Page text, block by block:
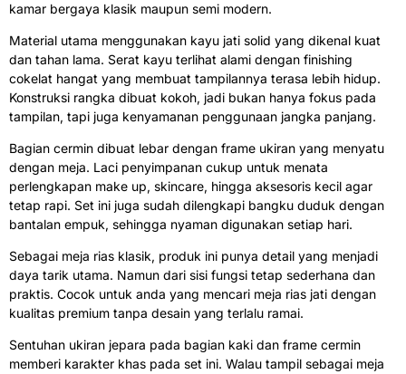
kamar bergaya klasik maupun semi modern.
Material utama menggunakan kayu jati solid yang dikenal kuat
dan tahan lama. Serat kayu terlihat alami dengan finishing
cokelat hangat yang membuat tampilannya terasa lebih hidup.
Konstruksi rangka dibuat kokoh, jadi bukan hanya fokus pada
tampilan, tapi juga kenyamanan penggunaan jangka panjang.
Bagian cermin dibuat lebar dengan frame ukiran yang menyatu
dengan meja. Laci penyimpanan cukup untuk menata
perlengkapan make up, skincare, hingga aksesoris kecil agar
tetap rapi. Set ini juga sudah dilengkapi bangku duduk dengan
bantalan empuk, sehingga nyaman digunakan setiap hari.
Sebagai meja rias klasik, produk ini punya detail yang menjadi
daya tarik utama. Namun dari sisi fungsi tetap sederhana dan
praktis. Cocok untuk anda yang mencari meja rias jati dengan
kualitas premium tanpa desain yang terlalu ramai.
Sentuhan ukiran jepara pada bagian kaki dan frame cermin
memberi karakter khas pada set ini. Walau tampil sebagai meja